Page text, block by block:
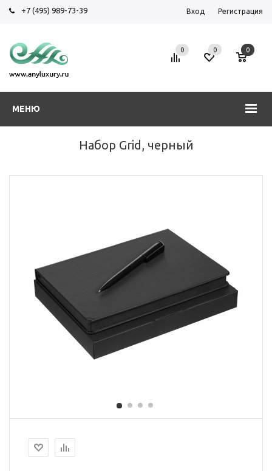
+7 (495) 989-73-39 Вход Регистрация
МЕНЮ
0 0 0
Набор Grid, черный